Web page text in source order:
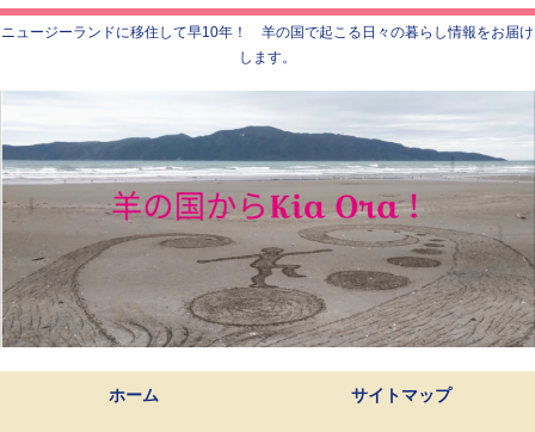
ニュージーランドに移住して早10年！ 羊の国で起こる日々の暮らし情報をお届け
します。
ホーム サイトマップ